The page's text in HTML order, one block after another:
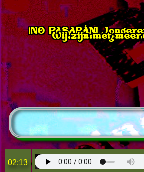
Comité
Samen tegen
¡NO PASARÁN!
Wij zijn met
02:13